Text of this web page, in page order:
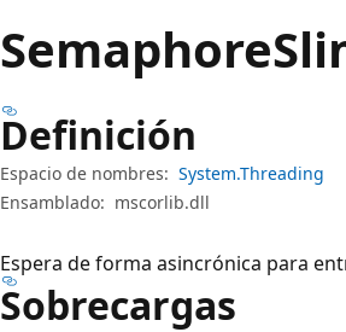
Semaphore
Definición
Espacio de nombres: System.Threading
Ensamblado: mscorlib.dll
Espera de forma asincrónica para
Sobrecargas